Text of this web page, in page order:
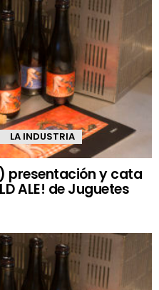
LA INDUSTRIA
presentación y cata
ALE! de Juguetes